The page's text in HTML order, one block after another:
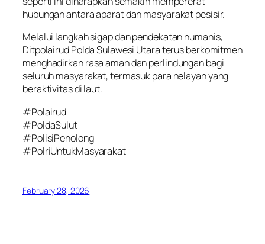
hubungan antara aparat dan masyarakat pesisir.
Melalui langkah sigap dan pendekatan humanis,
Ditpolairud Polda Sulawesi Utara terus berkomitmen
menghadirkan rasa aman dan perlindungan bagi
seluruh masyarakat, termasuk para nelayan yang
beraktivitas di laut.
#Polairud
#PoldaSulut
#PolisiPenolong
#PolriUntukMasyarakat
February 28, 2026